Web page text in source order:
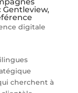
digitale
cherchent à